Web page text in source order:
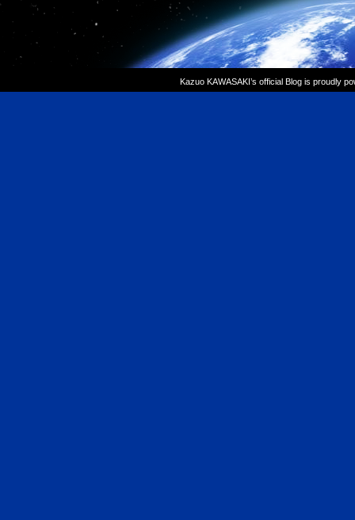
Kazuo KAWASAKI’s official Blog is proudly